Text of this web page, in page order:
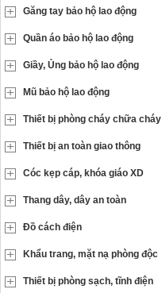
Găng tay bảo hộ lao động
Quần áo bảo hộ lao động
Giầy, Ủng bảo hộ lao động
Mũ bảo hộ lao động
Thiết bị phòng cháy chữa cháy
Thiết bị an toàn giao thông
Cóc kẹp cáp, khóa giáo XD
Thang dây, dây an toàn
Đồ cách điện
Khẩu trang, mặt nạ phòng độc
Thiết bị phòng sạch, tĩnh điện